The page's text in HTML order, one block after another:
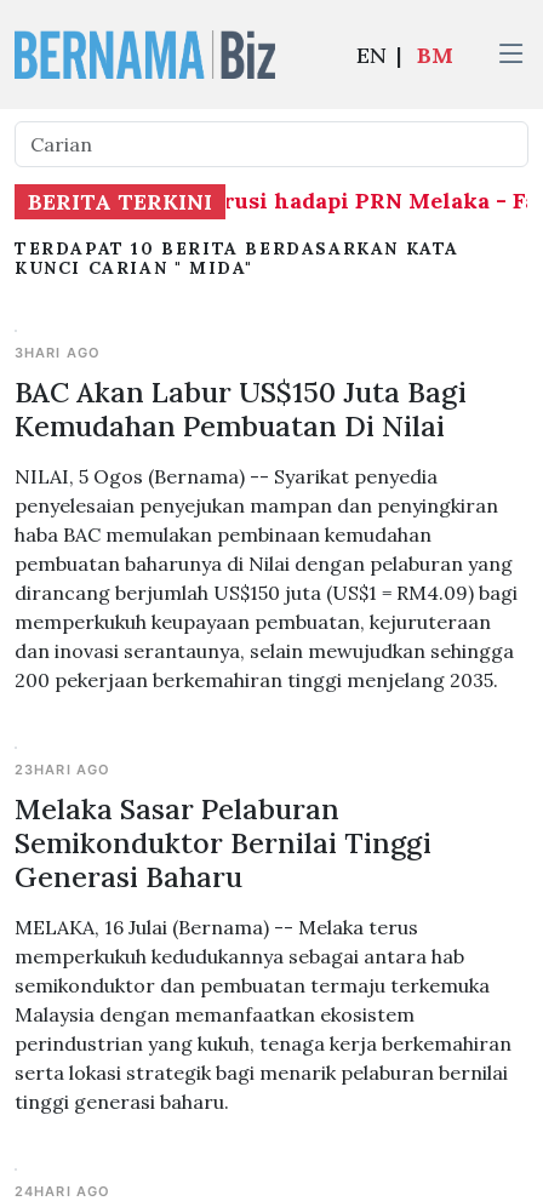
EN | BM
BERITA TERKINI
agihan kerusi hadapi PRN Melaka -
TERDAPAT 10 BERITA BERDASARKAN KATA
KUNCI CARIAN " MIDA"
3HARI AGO
BAC Akan Labur US$150 Juta Bagi
Kemudahan Pembuatan Di Nilai
NILAI, 5 Ogos (Bernama) -- Syarikat penyedia
penyelesaian penyejukan mampan dan penyingkiran
haba BAC memulakan pembinaan kemudahan
pembuatan baharunya di Nilai dengan pelaburan yang
dirancang berjumlah US$150 juta (US$1 = RM4.09) bagi
memperkukuh keupayaan pembuatan, kejuruteraan
dan inovasi serantaunya, selain mewujudkan sehingga
200 pekerjaan berkemahiran tinggi menjelang 2035.
23HARI AGO
Melaka Sasar Pelaburan
Semikonduktor Bernilai Tinggi
Generasi Baharu
MELAKA, 16 Julai (Bernama) -- Melaka terus
memperkukuh kedudukannya sebagai antara hab
semikonduktor dan pembuatan termaju terkemuka
Malaysia dengan memanfaatkan ekosistem
perindustrian yang kukuh, tenaga kerja berkemahiran
serta lokasi strategik bagi menarik pelaburan bernilai
tinggi generasi baharu.
24HARI AGO